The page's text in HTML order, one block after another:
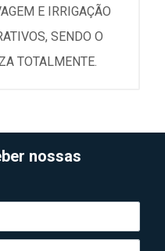
E IRRIGAÇÃO
SENDO O
TOTALMENTE.
nossas